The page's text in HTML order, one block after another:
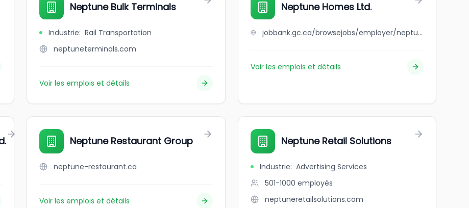
Neptune Bulk Terminals
Industrie: Rail Transportation
neptuneterminals.com
Voir les emplois et détails
Neptune Homes Ltd.
jobbank.gc.ca/browsejobs/employer/neptune+homes+ltd./ca
Voir les emplois et détails
Neptune Restaurant Group
neptune-restaurant.ca
Voir les emplois et détails
Neptune Retail Solutions
Industrie: Advertising Services
501-1000 employés
neptuneretailsolutions.com